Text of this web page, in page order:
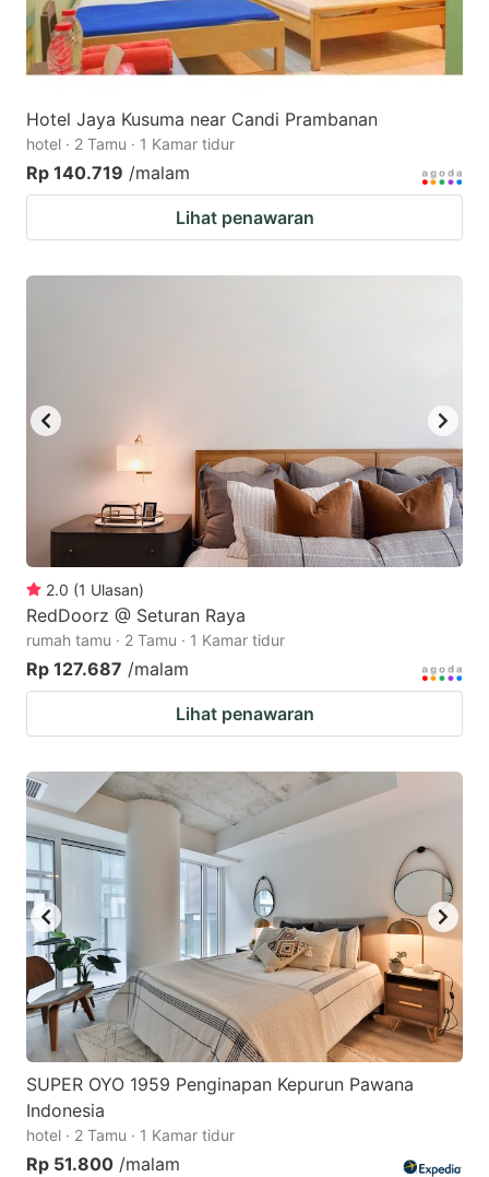
Hotel Jaya Kusuma near Candi Prambanan
hotel · 2 Tamu · 1 Kamar tidur
Rp 140.719 /malam
Lihat penawaran
2.0 (1 Ulasan)
RedDoorz @ Seturan Raya
rumah tamu · 2 Tamu · 1 Kamar tidur
Rp 127.687 /malam
Lihat penawaran
SUPER OYO 1959 Penginapan Kepurun Pawana
Indonesia
hotel · 2 Tamu · 1 Kamar tidur
Rp 51.800 /malam